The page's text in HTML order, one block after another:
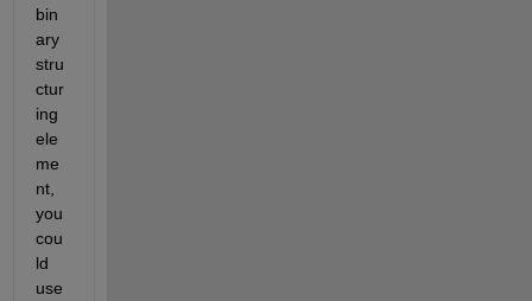
bin
ary
stru
ctur
ing
ele
me
nt,
you
cou
ld
use